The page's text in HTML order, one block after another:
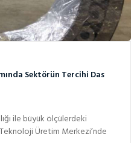
Sektörün Tercihi Das
ile büyük ölçülerdeki
Teknoloji Üretim Merkezi’nde